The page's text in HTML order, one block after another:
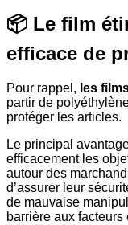
📦 Le film
efficace de
Pour rappel, les
partir de
protéger les articles.
Le principal
efficacement les
autour des
d’assurer leur
de mauvaise
barrière aux